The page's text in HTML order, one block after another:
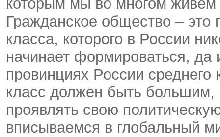
которым мы во многом
Гражданское общество – это
класса, которого в России
начинает формироваться, да
провинциях России
класс должен быть
проявлять свою
вписываемся в глобальный